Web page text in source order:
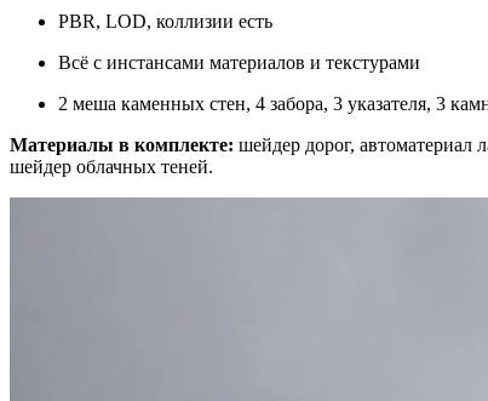
PBR, LOD, коллизии есть
Всё с инстансами материалов и текстурами
2 меша каменных стен, 4 забора, 3 указателя, 3
Материалы в комплекте: шейдер дорог,
шейдер облачных теней.